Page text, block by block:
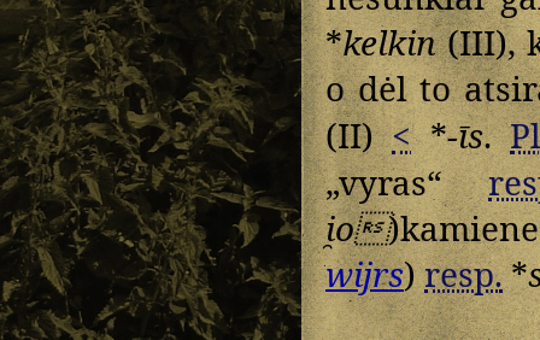
*kelkin(III),
o dėl to
(II)<*-īs.
„vyras“
i̯o
wijrs)resp.*